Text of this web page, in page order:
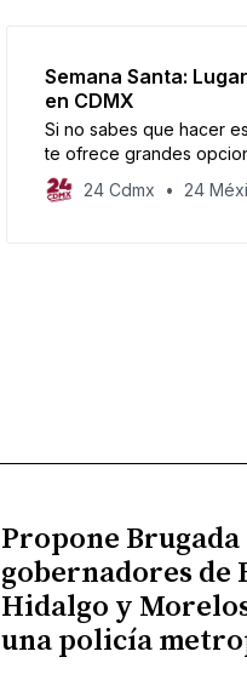
Semana Santa:
en CDMX
Si no sabes que hacer
te ofrece grandes
presupuesto.
24 Cdmx 24
Propone Brugada
gobernadores de
Hidalgo y
una policía